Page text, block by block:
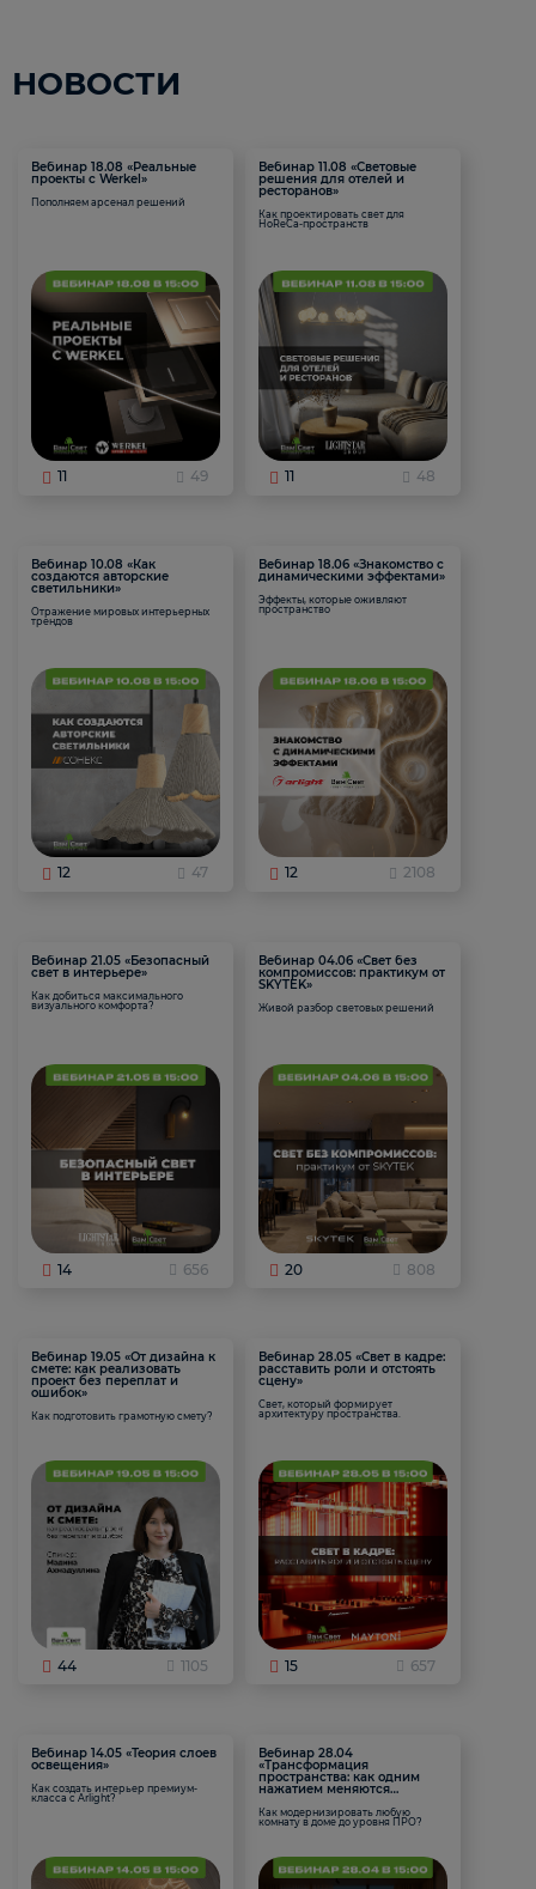
НОВОСТИ
Вебинар 18.08 «Реальные
проекты с Werkel»
Пополняем арсенал решений
11 49
Вебинар 11.08 «Световые
решения для отелей и
ресторанов»
Как проектировать свет для
HoReCa-пространств
11 48
Вебинар 10.08 «Как
создаются авторские
светильники»
Отражение мировых интерьерных
трендов
12 47
Вебинар 18.06 «Знакомство с
динамическими эффектами»
Эффекты, которые оживляют
пространство
12 2108
Вебинар 21.05 «Безопасный
свет в интерьере»
Как добиться максимального
визуального комфорта?
14 656
Вебинар 04.06 «Свет без
компромиссов: практикум от
SKYTEK»
Живой разбор световых решений
20 808
Вебинар 19.05 «От дизайна к
смете: как реализовать
проект без переплат и
ошибок»
Как подготовить грамотную смету?
44 1105
Вебинар 28.05 «Свет в кадре:
расставить роли и отстоять
сцену»
Свет, который формирует
архитектуру пространства.
15 657
Вебинар 14.05 «Теория слоев
освещения»
Как создать интерьер премиум-
класса с Arlight?
Вебинар 28.04
«Трансформация
пространства: как одним
нажатием меняются
Как модернизировать любую
комнату в доме до уровня ПРО?